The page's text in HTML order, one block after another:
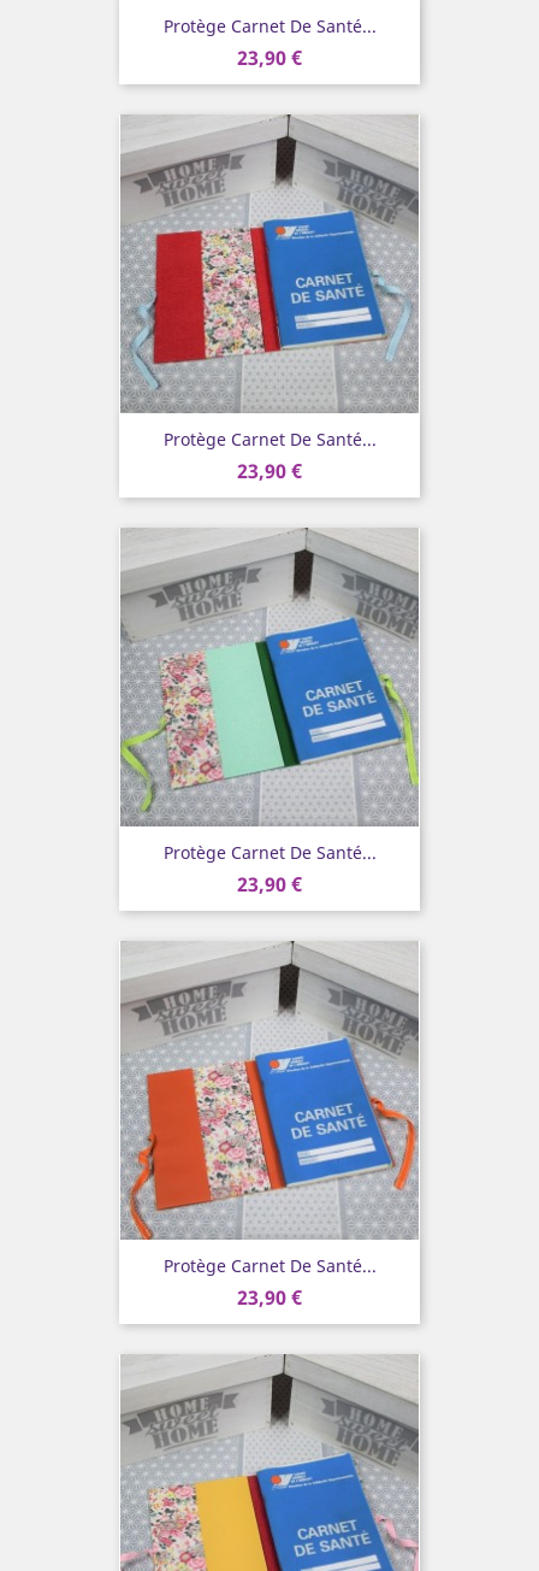
Protège Carnet De Santé...
23,90 €
Protège Carnet De Santé...
23,90 €
Protège Carnet De Santé...
23,90 €
Protège Carnet De Santé...
23,90 €